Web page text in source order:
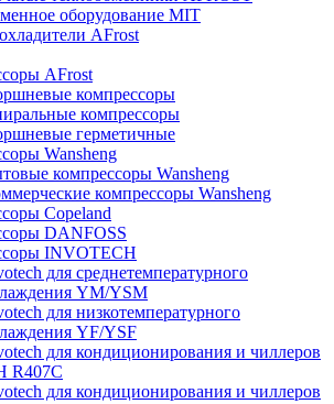
оборудование MIT
AFrost
AFrost
компрессоры
компрессоры
герметичные
Wansheng
компрессоры Wansheng
компрессоры Wansheng
Copeland
DANFOSS
INVOTECH
для среднетемпературного
YM/YSM
для низкотемпературного
YF/YSF
для кондиционирования и чиллеров
R407C
для кондиционирования и чиллеров